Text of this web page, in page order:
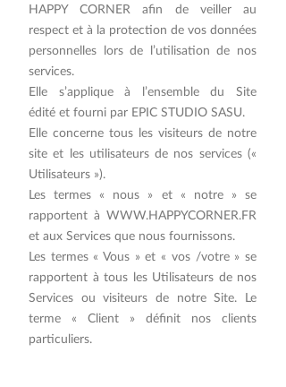
HAPPY CORNER afin de veiller au
respect et à la protection de vos données
personnelles lors de l’utilisation de nos
services.
Elle s’applique à l’ensemble du Site
édité et fourni par EPIC STUDIO SASU.
Elle concerne tous les visiteurs de notre
site et les utilisateurs de nos services («
Utilisateurs »).
Les termes « nous » et « notre » se
rapportent à WWW.HAPPYCORNER.FR
et aux Services que nous fournissons.
Les termes « Vous » et « vos /votre » se
rapportent à tous les Utilisateurs de nos
Services ou visiteurs de notre Site. Le
terme « Client » définit nos clients
particuliers.